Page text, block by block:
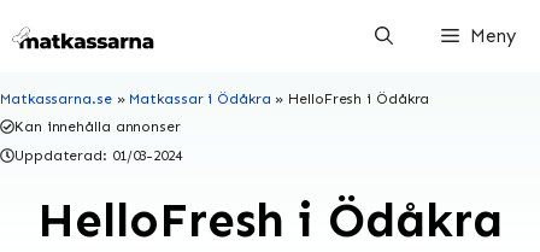
till
Meny
Matkassarna.se» Matkassar i Ödåkra » HelloFresh i Ödåkra
Kan innehålla annonser
Uppdaterad: 01/03-2024
HelloFresh i Ödåkra